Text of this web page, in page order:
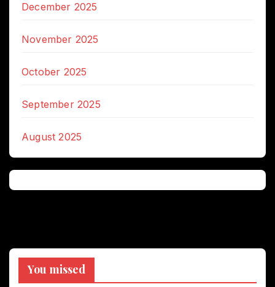
December 2025
November 2025
October 2025
September 2025
August 2025
You missed